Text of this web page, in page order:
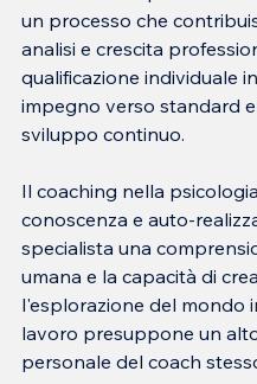
un processo che
analisi e crescita
qualificazione individuale
impegno verso standard
sviluppo continuo.
Il coaching nella
conoscenza e auto-
specialista una
umana e la capacità di
l'esplorazione del mondo
lavoro presuppone un
personale del coach